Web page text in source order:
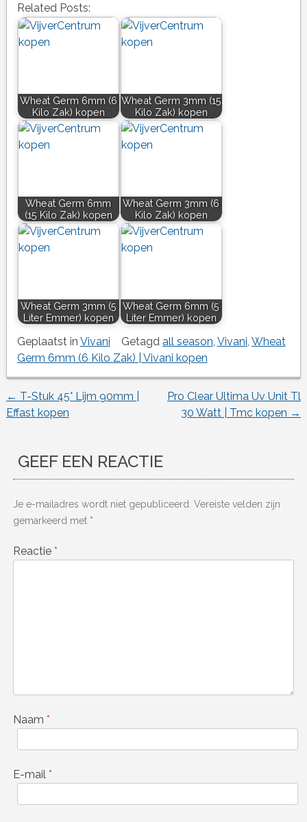
Related Posts:
Wheat Germ 6mm (6
Kilo Zak) kopen
Wheat Germ 3mm (15
Kilo Zak) kopen
Wheat Germ 6mm
(15 Kilo Zak) kopen
Wheat Germ 3mm (6
Kilo Zak) kopen
Wheat Germ 3mm (5
Liter Emmer) kopen
Wheat Germ 6mm (5
Liter Emmer) kopen
Geplaatst in Vivani Getagd all season, Vivani, Wheat
Germ 6mm (6 Kilo Zak) | Vivani kopen
Berichtnavigatie
← T-Stuk 45° Lijm 90mm |
Effast kopen
Pro Clear Ultima Uv Unit Tl
30 Watt | Tmc kopen →
GEEF EEN REACTIE
Je e-mailadres wordt niet gepubliceerd. Vereiste velden zijn
gemarkeerd met *
Reactie *
Naam *
E-mail *